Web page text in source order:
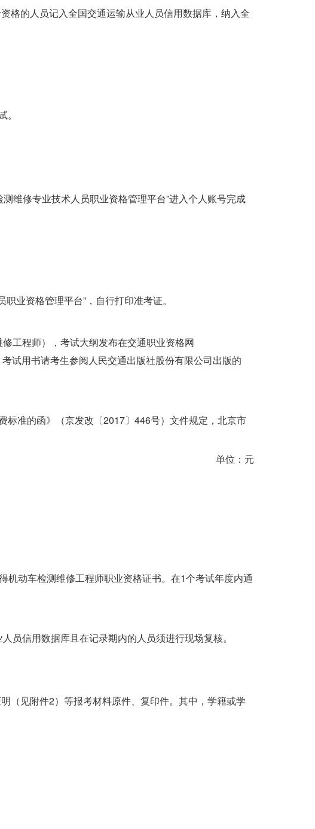
格的人员记入全国交通运输从业人员信用数据库，纳入全
维修专业技术人员职业资格管理平台”进入个人账号完成
业资格管理平台”，自行打印准考证。
工程师），考试大纲发布在交通职业资格网
试用书请考生参阅人民交通出版社股份有限公司出版的
标准的函》（京发改〔2017〕446号）文件规定，北京市
单位：元
动车检测维修工程师职业资格证书。在1个考试年度内通
员信用数据库且在记录期内的人员须进行现场复核。
（见附件2）等报考材料原件、复印件。其中，学籍或学